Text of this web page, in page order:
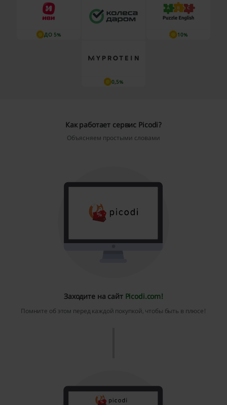
ДО 5% 10%
0,5%
Как работает сервис Picodi?
Объясняем простыми словами
Заходите на сайт Picodi.com!
Помните об этом перед каждой покупкой, чтобы быть в плюсе!